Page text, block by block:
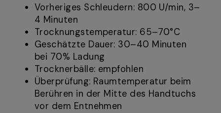
Vorheriges Schleudern: 800 U/min, 3–
4 Minuten
Trocknungstemperatur: 65–70°C
Geschätzte Dauer: 30–40 Minuten
bei 70% Ladung
Trocknerbälle: empfohlen
Überprüfung: Raumtemperatur beim
Berühren in der Mitte des Handtuchs
vor dem Entnehmen